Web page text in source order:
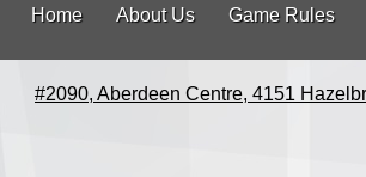
Home About Us Game Rules
#2090, Aberdeen Centre, 4151